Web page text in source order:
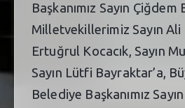
Başkanımız Sayın Çiğdem
Milletvekillerimiz Sayın Ali
Ertuğrul Kocacık, Sayın
Sayın Lütfi Bayraktar’a,
Belediye Başkanımız